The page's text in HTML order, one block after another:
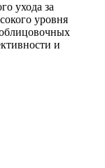
ухода за
уровня
и